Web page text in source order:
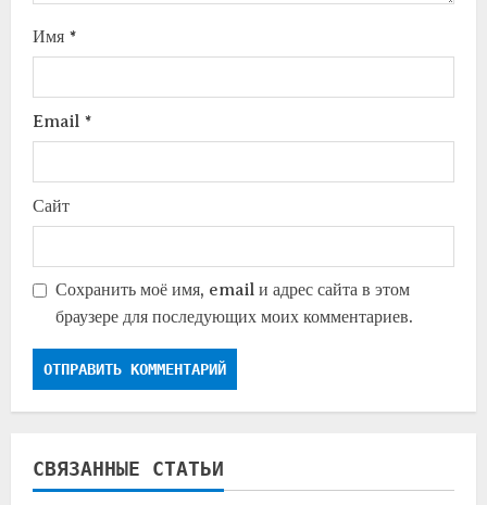
Имя *
Email *
Сайт
Сохранить моё имя, email и адрес сайта в этом
браузере для последующих моих комментариев.
СВЯЗАННЫЕ СТАТЬИ